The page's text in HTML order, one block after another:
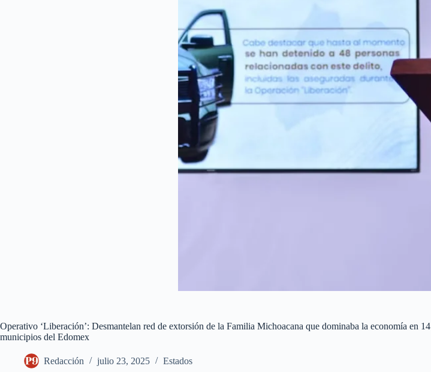
Operativo ‘Liberación’: Desmantelan red de extorsión de la Familia Michoacana que dominaba la economía en 14
municipios del Edomex
Redacción julio 23, 2025 Estados